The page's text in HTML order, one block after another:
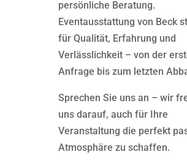
persönliche Beratung.
Eventausstattung von Beck
für Qualität, Erfahrung und
Verlässlichkeit – von der
Anfrage bis zum letzten
Sprechen Sie uns an – wir
uns darauf, auch für Ihre
Veranstaltung die perfekt
Atmosphäre zu schaffen.